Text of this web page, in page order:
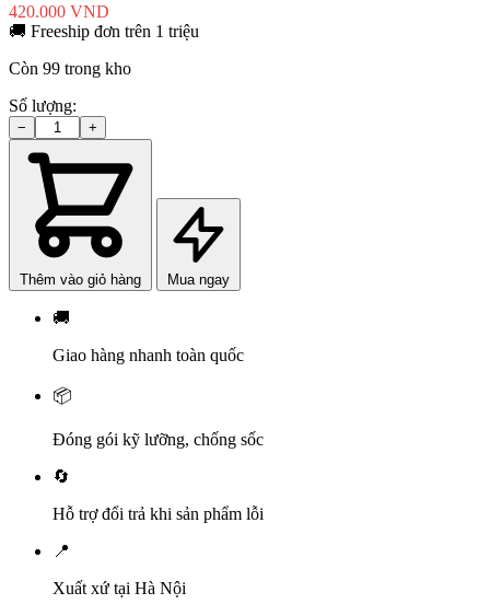
420.000 VND
🚚 Freeship đơn trên 1 triệu
Còn 99 trong kho
Số lượng:
−
Set
Hạnh
Phúc
mây
món
+
Thêm vào giỏ hàng Mua ngay
🚚
Giao hàng nhanh toàn quốc
📦
Đóng gói kỹ lưỡng, chống sốc
🔄
Hỗ trợ đổi trả khi sản phẩm lỗi
📍
Xuất xứ tại Hà Nội